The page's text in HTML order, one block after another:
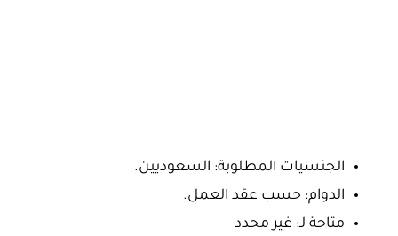
الجنسيات المطلوبة: السعوديين.
الدوام: حسب عقد العمل.
متاحة لـ: غير محدد